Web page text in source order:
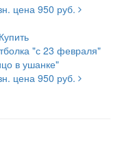
цена 950 руб.
Купить
"с 23 февраля"
в ушанке"
цена 950 руб.